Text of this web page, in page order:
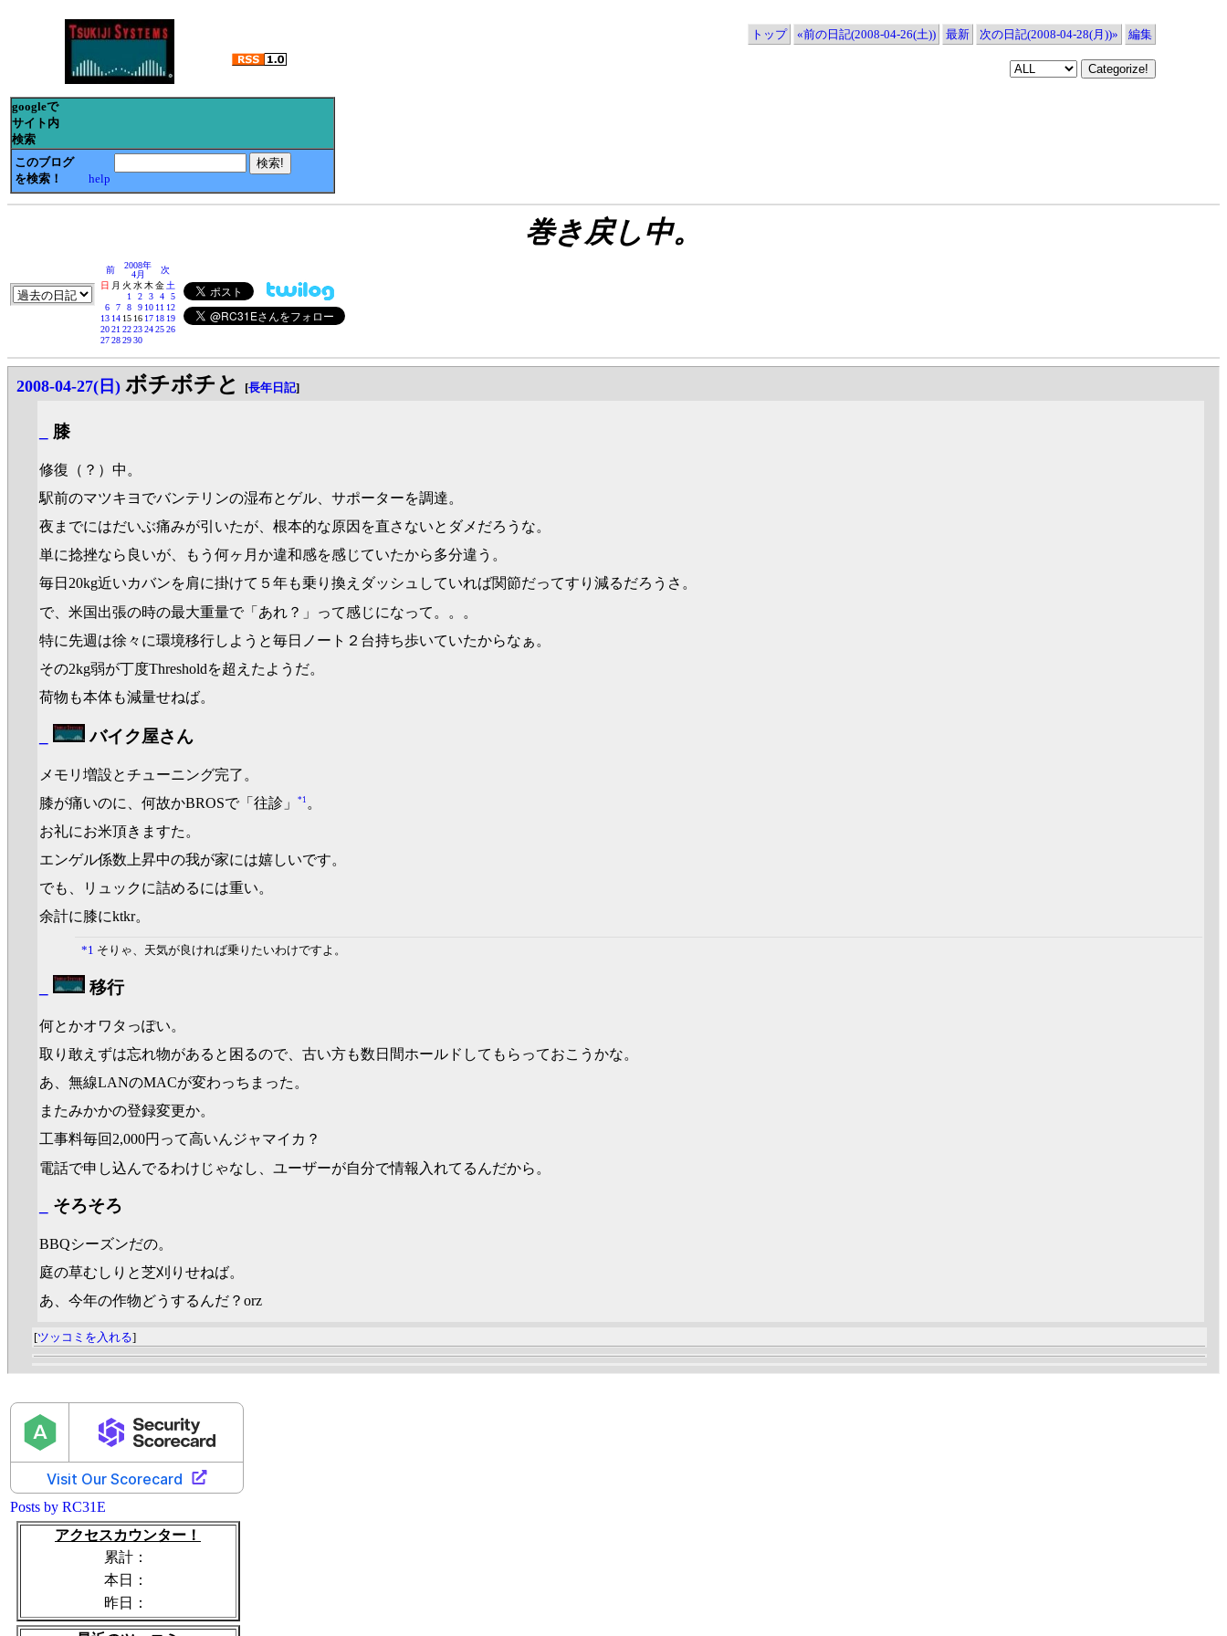
トップ «前の日記(2008-04-26(土)) 最新 次の日記(2008-04-28(月))» 編集
googleで
サイト内
検索
このブログ
を検索！
help
巻き戻し中。
前
2008年
4月
次
日 月 火 水木金土
1
2 3 4
5
6
7 8 9 10 11 12
13 14 15 16 17 18 19
20212223242526
27282930
2008-04-27(日) ボチボチと [長年日記]
膝
修復（？）中。
駅前のマツキヨでバンテリンの湿布とゲル、サポーターを調達。
夜までにはだいぶ痛みが引いたが、根本的な原因を直さないとダメだろうな。
単に捻挫なら良いが、もう何ヶ月か違和感を感じていたから多分違う。
毎日20kg近いカバンを肩に掛けて５年も乗り換えダッシュしていれば関節だってすり減るだろうさ。
で、米国出張の時の最大重量で「あれ？」って感じになって。。。
特に先週は徐々に環境移行しようと毎日ノート２台持ち歩いていたからなぁ。
その2kg弱が丁度Thresholdを超えたようだ。
荷物も本体も減量せねば。
バイク屋さん
メモリ増設とチューニング完了。
膝が痛いのに、何故かBROSで「往診」
*1 。
お礼にお米頂きますた。
エンゲル係数上昇中の我が家には嬉しいです。
でも、リュックに詰めるには重い。
余計に膝にktkr。
*1 そりゃ、天気が良ければ乗りたいわけですよ。
移行
何とかオワタっぽい。
取り敢えずは忘れ物があると困るので、古い方も数日間ホールドしてもらっておこうかな。
あ、無線LANのMACが変わっちまった。
またみかかの登録変更か。
工事料毎回2,000円って高いんジャマイカ？
電話で申し込んでるわけじゃなし、ユーザーが自分で情報入れてるんだから。
そろそろ
BBQシーズンだの。
庭の草むしりと芝刈りせねば。
あ、今年の作物どうするんだ？orz
[ツッコミを入れる]
Posts by RC31E
アクセスカウンター！
累計：
本日：
昨日：